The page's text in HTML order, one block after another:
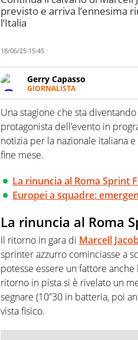
previsto e arriva l’ennesima
l’Italia
18/06/25 15:45
Gerry Capasso
GIORNALISTA
Per lui gli sport americani
innata di trovare la notizia
Una stagione che sta
protagonista dell’evento in
notizia per la nazionale italiana
fine mese.
La rinuncia al Roma Sprint
Europei a squadre:
La rinuncia al Roma
Il ritorno in gara di Marcell
sprinter azzurro cominciasse a
potesse essere un fattore
ritorno in pista si è rivelato un
segnare (10”30 in batteria, poi
vista fisico.